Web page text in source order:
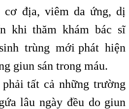
cơ địa, viêm da ứng, dị
khi thăm khám bác sĩ
trùng mới tphát hiện
giun sán trong máu.
tất cả những trường
lâu ngày đều do giun